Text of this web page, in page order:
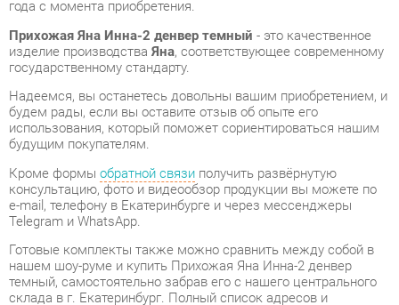
Надеемся, вы останетесь довольны вашим приобретением, и
использования, который поможет сориентироваться нашим
будущим покупателям.
консультацию, фото и видеообзор продукции вы можете по
e-mail, телефону в Екатеринбурге и через мессенджеры
Telegram и WhatsApp.
нашем шоу-руме и купить Прихожая Яна Инна-2 денвер
темный, самостоятельно забрав его с нашего центрального
склада в г. Екатеринбург. Полный список адресов и
магазинов смотрите на странице
Материал
Мдф
Ширина, мм
1971